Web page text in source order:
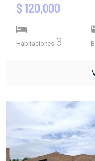
$ 120,000
Habitaciones 3